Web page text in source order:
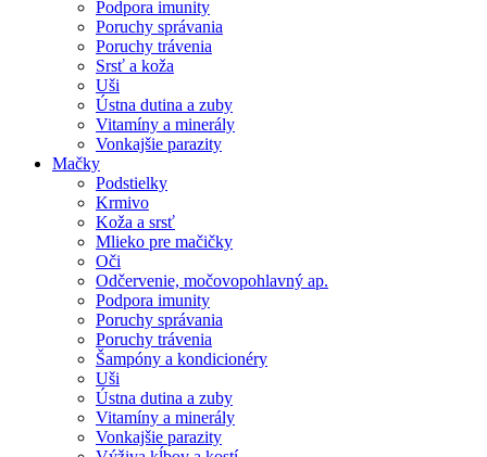
Podpora imunity
Poruchy správania
Poruchy trávenia
Srsť a koža
Uši
Ústna dutina a zuby
Vitamíny a minerály
Vonkajšie parazity
Mačky
Podstielky
Krmivo
Koža a srsť
Mlieko pre mačičky
Oči
Odčervenie, močovopohlavný ap.
Podpora imunity
Poruchy správania
Poruchy trávenia
Šampóny a kondicionéry
Uši
Ústna dutina a zuby
Vitamíny a minerály
Vonkajšie parazity